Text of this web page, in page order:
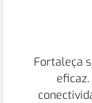
Fortaleça